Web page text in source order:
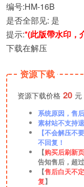
编号:HM-16B
是否全部见: 是
提示:*(此版帶水印，
下载在解压
资源下载
资源下载价格 20 元
系统原因，售
素材站不支持
【不会解压不
不回复！
【购买后刷新
告知售后，超
【售后白天不
复】